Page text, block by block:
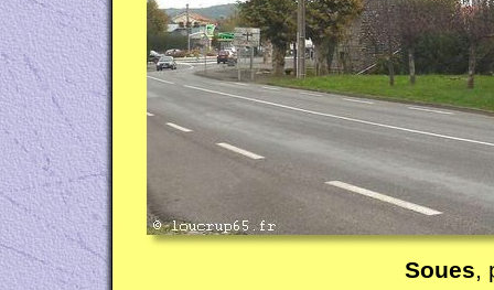
Soues,